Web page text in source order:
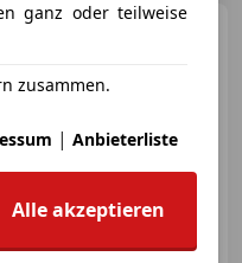
Ford Focus
€ 9 490
ganz oder teilweise
zusammen.
| Anbieterliste
Alle akzeptieren